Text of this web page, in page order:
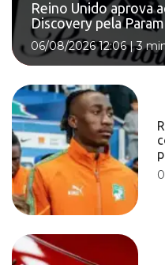
Reino Unido aprova
Discovery pela
06/08/2026 12:06|3